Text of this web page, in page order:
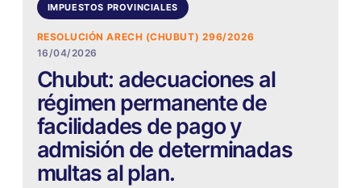
IMPUESTOS PROVINCIALES
RESOLUCIÓN ARECH (CHUBUT) 296/2026
16/04/2026
Chubut: adecuaciones al
régimen permanente de
facilidades de pago y
admisión de determinadas
multas al plan.